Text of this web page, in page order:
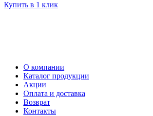
Купить в 1 клик
О компании
Каталог продукции
Акции
Оплата и доставка
Возврат
Контакты